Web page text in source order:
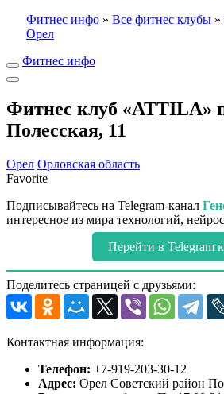
Фитнес инфо » Все фитнес клубы »
Орел
Фитнес инфо
Фитнес клуб «ATTILA»
Полесская, 11
Орел Орловская область
Favorite
Подписывайтесь на Telegram-канал
интересное из мира технологий,
Перейти в Telegram
Поделитесь страницей с друзьями:
Контактная информация:
Телефон: +7-919-203-30-12
Адрес: Орел Советский район